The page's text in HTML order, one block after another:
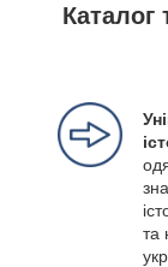
Каталог
та